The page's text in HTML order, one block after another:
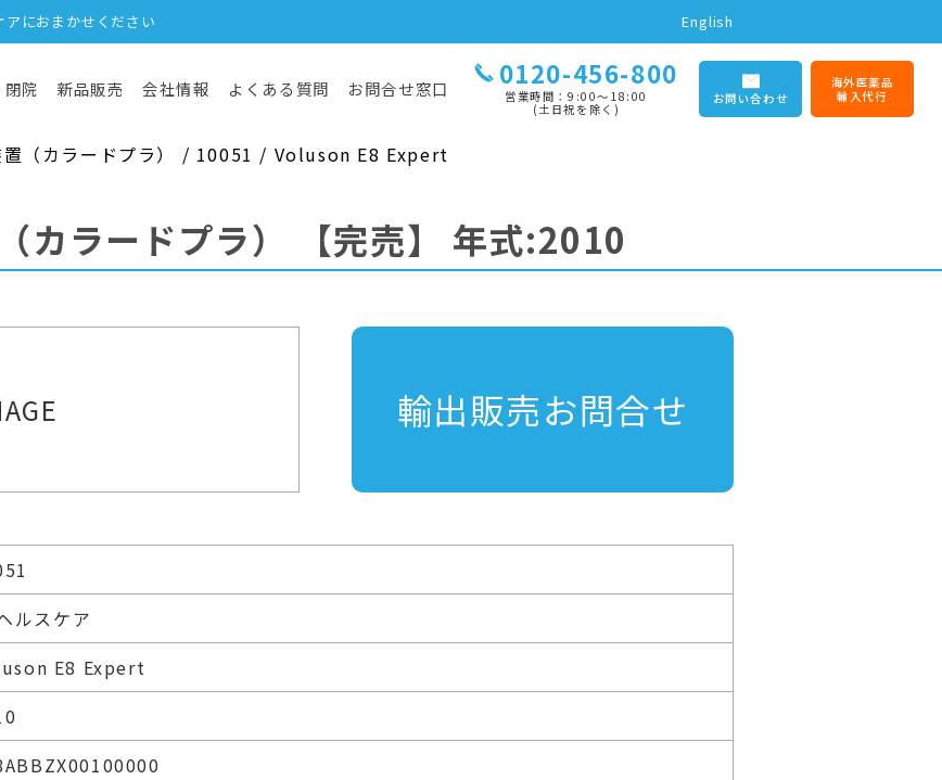
におまかせください English
院 新品販売 会社情報 よくある質問 お問合せ窓口 0120-456-800
営業時間：9:00〜18:00
(土日祝を除く)
お問い合わせ
海外医薬品
輸入代行
置（カラードプラ） / 10051 / Voluson E8 Expert
カラードプラ） 【完売】 年式:2010
輸出販売お問合せ
ルスケア
E8 Expert